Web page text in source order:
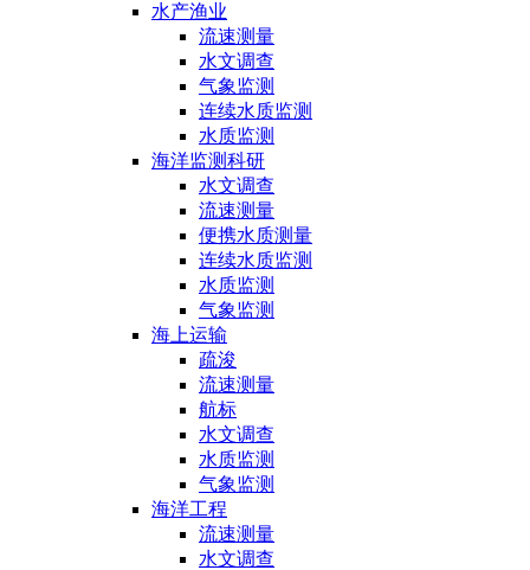
水产渔业
流速测量
水文调查
气象监测
连续水质监测
水质监测
海洋监测科研
水文调查
流速测量
便携水质测量
连续水质监测
水质监测
气象监测
海上运输
疏浚
流速测量
航标
水文调查
水质监测
气象监测
海洋工程
流速测量
水文调查